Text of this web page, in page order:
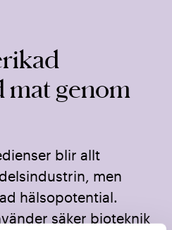
mat genom
blir allt
men
hälsopotential.
säker bioteknik